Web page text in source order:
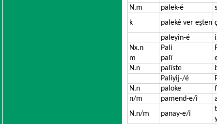
N.m
palek-é
k
paleké ver eşten
paleyîn-é
Nx.n
Pali
m
palî
N.n
palîste
Paliyij-/é
N.n
paloke
n/m
pamend-e/î
N.n/m
panay-e/î